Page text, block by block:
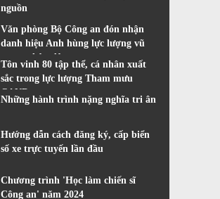
nguồn
Văn phòng Bộ Công an đón nhận
danh hiệu Anh hùng lực lượng vũ
trang nhân dân
Tôn vinh 80 tập thể, cá nhân xuất
sắc trong lực lượng Tham mưu
CAND
Những hành trình nặng nghĩa tri ân
Hướng dẫn cách đăng ký, cấp biển
số xe trực tuyến lần đầu
Chương trình 'Học làm chiến sĩ
Công an' năm 2024